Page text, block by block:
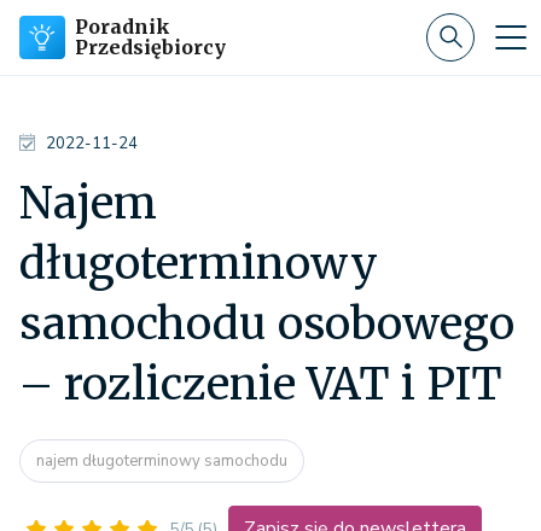
Poradnik
Przedsiębiorcy
2022-11-24
Najem
długoterminowy
samochodu osobowego
– rozliczenie VAT i PIT
najem długoterminowy samochodu